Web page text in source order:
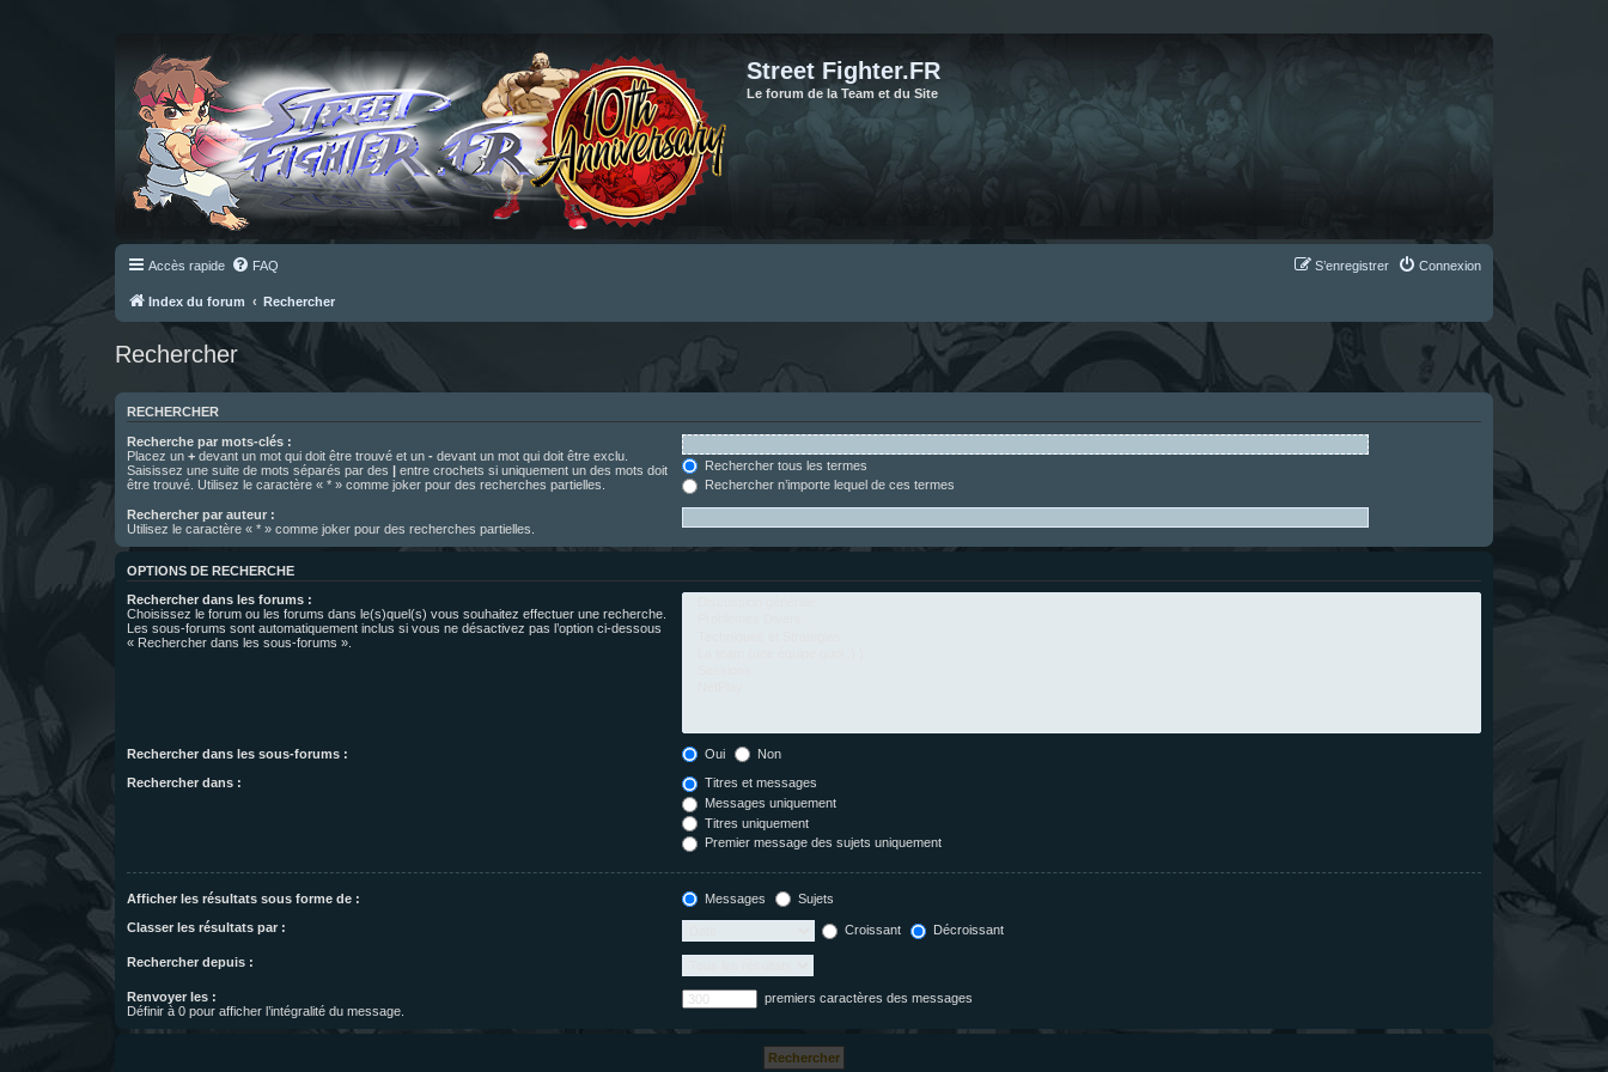
Street Fighter.FR
Le forum de la Team et du Site
Accès rapide FAQ Connexion
S’enregistrer
Index du forum Rechercher
Rechercher
RECHERCHER
Recherche par mots-clés :
Placez un + devant un mot qui doit être trouvé et un - devant un mot qui doit être exclu.
Saisissez une suite de mots séparés par des | entre crochets si uniquement un des mots doit
être trouvé. Utilisez le caractère « * » comme joker pour des recherches partielles.
Rechercher tous les termes
Rechercher n’importe lequel de ces termes
Rechercher par auteur :
Utilisez le caractère « * » comme joker pour des recherches partielles.
OPTIONS DE RECHERCHE
Rechercher dans les forums :
Choisissez le forum ou les forums dans le(s)quel(s) vous souhaitez effectuer une recherche.
Les sous-forums sont automatiquement inclus si vous ne désactivez pas l’option ci-dessous
« Rechercher dans les sous-forums ».
Rechercher dans les sous-forums : Oui Non
Rechercher dans :
Titres et messages
Messages uniquement
Titres uniquement
Premier message des sujets uniquement
Afficher les résultats sous forme de : Messages Sujets
Classer les résultats par : Croissant Décroissant
Rechercher depuis :
Renvoyer les :
Définir à 0 pour afficher l’intégralité du message.
premiers caractères des messages